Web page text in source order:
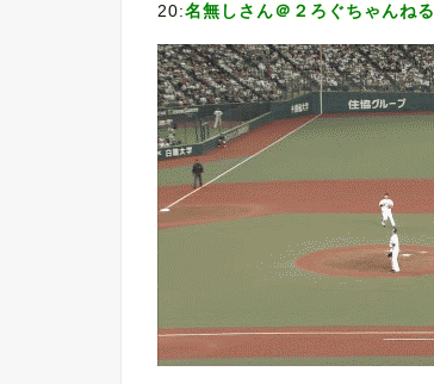
20:名無しさん＠２ろぐちゃんねる